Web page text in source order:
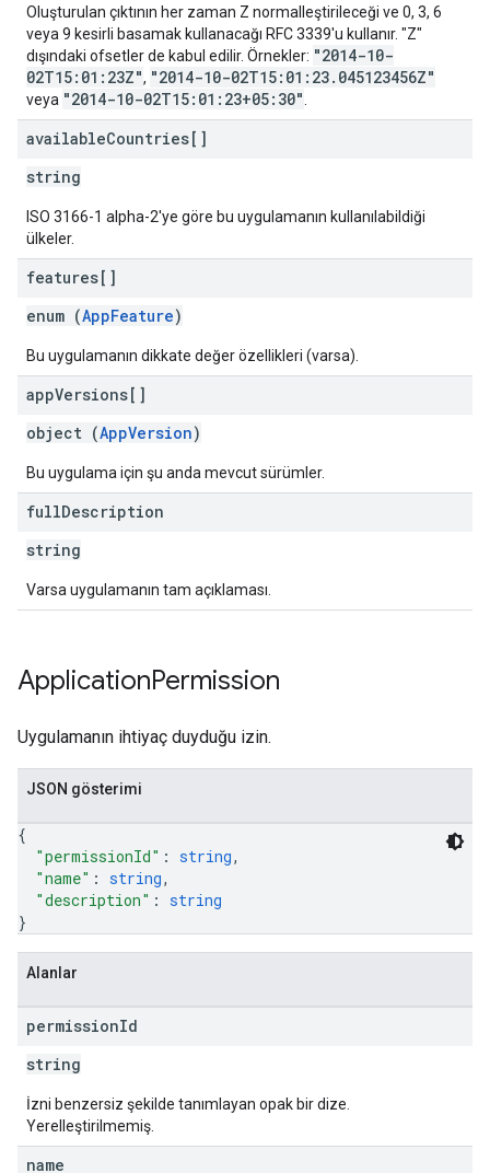
Oluşturulan çıktının her zaman Z normalleştirileceği ve 0, 3, 6
veya 9 kesirli basamak kullanacağı RFC 3339'u kullanır. "Z"
dışındaki ofsetler de kabul edilir. Örnekler: "2014-10-
02T15:01:23Z", "2014-10-02T15:01:23.045123456Z"
veya "2014-10-02T15:01:23+05:30"
availableCountries[]
string
ISO 3166-1 alpha-2'ye göre bu uygulamanın kullanılabildiği
ülkeler.
features[]
enum (AppFeature)
Bu uygulamanın dikkate değer özellikleri (varsa).
appVersions[]
object (AppVersion)
Bu uygulama için şu anda mevcut sürümler.
fullDescription
string
Varsa uygulamanın tam açıklaması.
ApplicationPermission
Uygulamanın ihtiyaç duyduğu izin.
JSON gösterimi
{
"permissionId" : string,
"name" : string,
"description" : string
}
Alanlar
permissionId
string
İzni benzersiz şekilde tanımlayan opak bir dize.
Yerelleştirilmemiş.
name